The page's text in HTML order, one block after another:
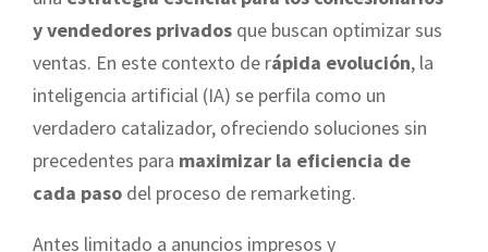
y vendedores privados que buscan optimizar sus
ventas. En este contexto de rápida evolución, la
inteligencia artificial (IA) se perfila como un
verdadero catalizador, ofreciendo soluciones sin
precedentes para maximizar la eficiencia de
cada paso del proceso de remarketing.
Antes limitado a anuncios impresos y